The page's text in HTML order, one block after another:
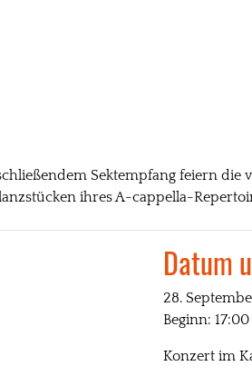
Sektempfang feiern die
ihres A-cappella-
Datum
28.
Beginn:
Konzert im